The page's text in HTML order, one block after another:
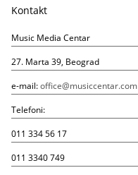
Kontakt
Music Media Centar
27. Marta 39, Beograd
e-mail:office@musiccentar.com
Telefoni:
011 334 56 17
011 3340 749